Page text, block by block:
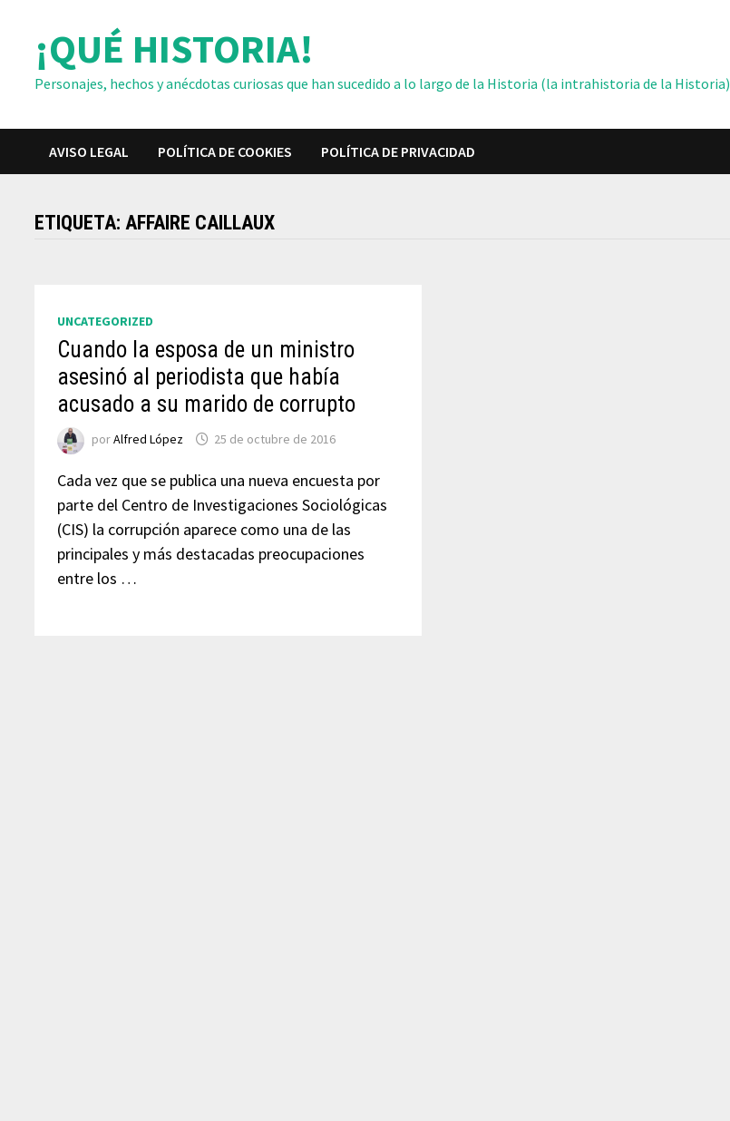
contenido¡QUÉ HISTORIA!
Personajes, hechos y anécdotas curiosas que han sucedido a lo largo de la Historia (la intrahistoria de la Historia)
AVISO LEGAL POLÍTICA DE COOKIES POLÍTICA DE PRIVACIDAD
ETIQUETA:AFFAIRE CAILLAUX
UNCATEGORIZED
Cuando la esposa de un ministro
asesinó al periodista que había
acusado a su marido de corrupto
porAlfred López 25 de octubre de 2016
Cada vez que se publica una nueva encuesta por
parte del Centro de Investigaciones Sociológicas
(CIS) la corrupción aparece como una de las
principales y más destacadas preocupaciones
entre los …